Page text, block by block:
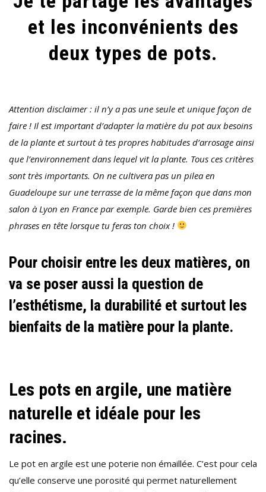
et les inconvénients des
deux types de pots.
Attention disclaimer : il n’y a pas une seule et unique façon de
faire ! Il est important d’adapter la matière du pot aux besoins
de la plante et surtout à tes propres habitudes d’arrosage ainsi
que l’environnement dans lequel vit la plante. Tous ces critères
sont très importants. On ne cultivera pas un pilea en
Guadeloupe sur une terrasse de la même façon que dans mon
salon à Lyon en France par exemple. Garde bien ces premières
phrases en tête lorsque tu feras ton choix !
Pour choisir entre les deux matières, on
va se poser aussi la question de
l’esthétisme, la durabilité et surtout les
bienfaits de la matière pour la plante.
Les pots en argile, une matière
naturelle et idéale pour les
racines.
Le pot en argile est une poterie non émaillée. C’est pour cela
qu’elle conserve une porosité qui permet naturellement